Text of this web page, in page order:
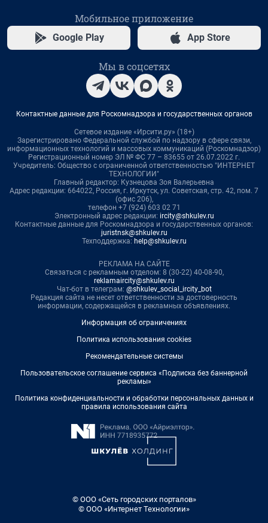
Мобильное приложение
Google Play App Store
Мы в соцсетях
Контактные данные для Роскомнадзора и государственных органов
Сетевое издание «Ирсити.ру» (18+)
Зарегистрировано Федеральной службой по надзору в сфере связи,
информационных технологий и массовых коммуникаций (Роскомнадзор)
Регистрационный номер ЭЛ № ФС 77 – 83655 от 26.07.2022 г.
Учредитель: Общество с ограниченной ответственностью "ИНТЕРНЕТ
ТЕХНОЛОГИИ"
Главный редактор: Кузнецова Зоя Валерьевна
Адрес редакции: 664022, Россия, г. Иркутск, ул. Советская, стр. 42, пом. 7
(офис 206),
телефон +7 (924) 603 02 71
Электронный адрес редакции: ircity@shkulev.ru
Контактные данные для Роскомнадзора и государственных органов:
juristnsk@shkulev.ru
Техподдержка: help@shkulev.ru
РЕКЛАМА НА САЙТЕ
Связаться с рекламным отделом: 8 (30-22) 40-08-90,
reklamaircity@shkulev.ru
Чат-бот в телеграм: @shkulev_social_ircity_bot
Редакция сайта не несет ответственности за достоверность
информации, содержащейся в рекламных объявлениях.
Информация об ограничениях
Политика использования cookies
Рекомендательные системы
Пользовательское соглашение сервиса «Подписка без баннерной
рекламы»
Политика конфиденциальности и обработки персональных данных и
правила использования сайта
© ООО «Сеть городских порталов»
© ООО «Интернет Технологии»